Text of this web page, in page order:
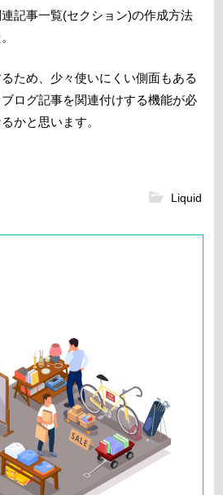
記事一覧(セクション)の作成方法
ため、少々使いにくい側面もある
ログ記事を関連付けする機能が必
かと思います。
Liquid